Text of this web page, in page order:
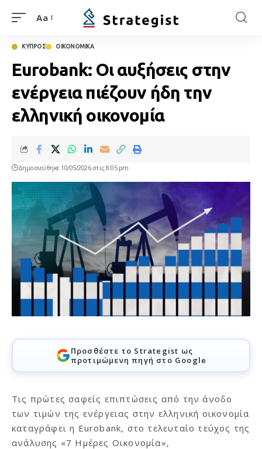
Aa
ΚΥΠΡΟΣ ΟΙΚΟΝΟΜΙΚΑ
Eurobank: Οι αυξήσεις στην
ενέργεια πιέζουν ήδη την
ελληνική οικονομία
Δημοσιεύθηκε 10/05/2026 στις 8:05 pm
Προσθέστε το Strategist ως
προτιμώμενη πηγή στο Google
Τις πρώτες σαφείς επιπτώσεις από την άνοδο
των τιμών της ενέργειας στην ελληνική οικονομία
καταγράφει η Eurobank, στο τελευταίο τεύχος της
ανάλυσης «7 Ημέρες Οικονομία»,